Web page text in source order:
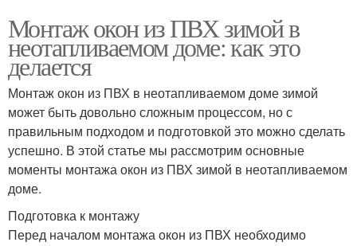
Монтаж окон из ПВХ зимой в
неотапливаемом доме: как это
делается
Монтаж окон из ПВХ в неотапливаемом доме зимой
может быть довольно сложным процессом, но с
правильным подходом и подготовкой это можно сделать
успешно. В этой статье мы рассмотрим основные
моменты монтажа окон из ПВХ зимой в неотапливаемом
доме.
Подготовка к монтажу
Перед началом монтажа окон из ПВХ необходимо